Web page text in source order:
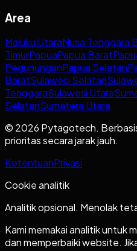
Area
Maluku UtaraNusa Tenggara
TimurPapuaPapua Barat
PegununganPapua Selatan
BaratSulawesi Selatan
TenggaraSulawesi Utara
SelatanSumatera Utara
© 2026 Pytagotech.
prioritas secara jarak jauh.
KetentuanPrivasi
Cookie analitik
Analitik opsional. Menolak
Kami memakai analitik untuk
dan memperbaiki website.